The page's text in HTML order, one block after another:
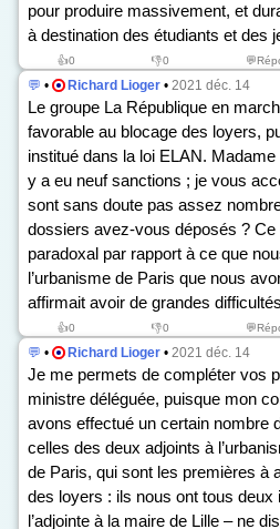
pour produire massivement, et
à destination des étudiants et des
👍0 👎0
💬 • Richard Lioger • 2021 déc. 14
Le groupe La République en
favorable au blocage des loyers,
institué dans la loi ELAN. Madame
y a eu neuf sanctions ; je vous
sont sans doute pas assez
dossiers avez-vous déposés ?
paradoxal par rapport à ce que
l’urbanisme de Paris que nous
affirmait avoir de grandes
👍0 👎0
💬 • Richard Lioger • 2021 déc. 14
Je me permets de compléter vos
ministre déléguée, puisque mon
avons effectué un certain nombre
celles des deux adjoints à
de Paris, qui sont les premières à
des loyers : ils nous ont tous deux
l’adjointe à la maire de Lille – ne